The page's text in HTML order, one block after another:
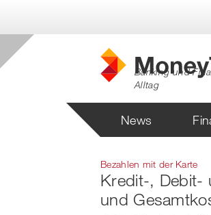
Banking und
Alltag
News
Bezahlen mit der Karte
Kredit-, Debit-
und